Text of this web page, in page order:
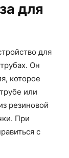
для
для
Он
которое
или
резиновой
При
с